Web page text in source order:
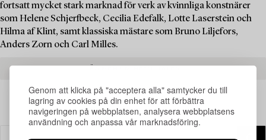
Genom att klicka på "acceptera alla" samtycker du till
lagring av cookies på din enhet för att förbättra
navigeringen på webbplatsen, analysera webbplatsens
användning och anpassa vår marknadsföring.
fortsatt mycket stark marknad för verk av kvinnliga konstnärer
som Helene Schjerfbeck, Cecilia Edefalk, Lotte Laserstein och
Hilma af Klint, samt klassiska mästare som Bruno Liljefors,
Anders Zorn och Carl Milles.